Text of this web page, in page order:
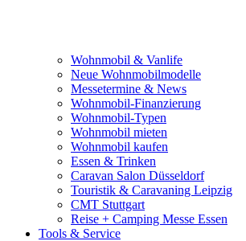
Wohnmobil & Vanlife
Neue Wohnmobilmodelle
Messetermine & News
Wohnmobil-Finanzierung
Wohnmobil-Typen
Wohnmobil mieten
Wohnmobil kaufen
Essen & Trinken
Caravan Salon Düsseldorf
Touristik & Caravaning Leipzig
CMT Stuttgart
Reise + Camping Messe Essen
Tools & Service